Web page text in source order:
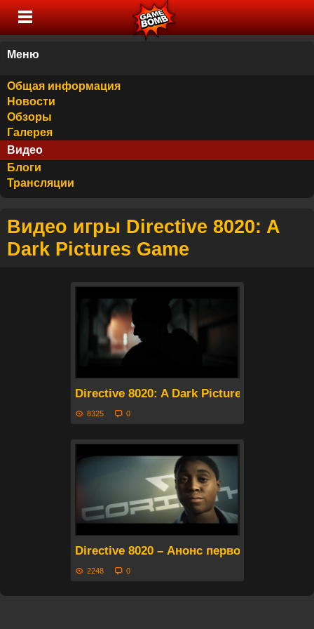
Меню
Общая информация
Новости
Обзоры
Галерея
Видео
Блоги
Трансляции
Видео игры Directive 8020: A
Dark Pictures Game
Directive 8020: A Dark Pictures Game –
8325 0
Directive 8020 – Анонс первой игры
2248 0